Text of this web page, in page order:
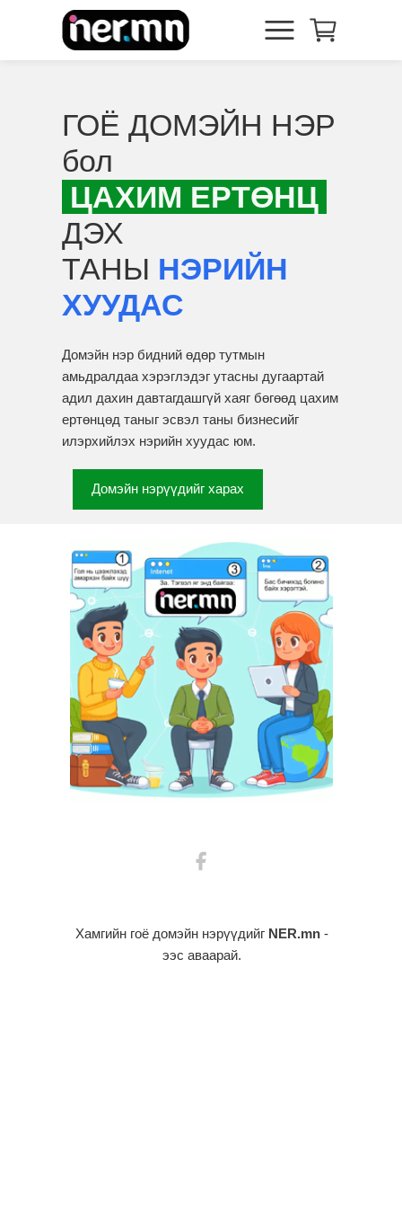
ГОЁ ДОМЭЙН НЭР
бол
ЦАХИМ ЕРТӨНЦ
ДЭХ
ТАНЫ НЭРИЙН
ХУУДАС
Домэйн нэр бидний өдөр тутмын
амьдралдаа хэрэглэдэг утасны дугаартай
адил дахин давтагдашгүй хаяг бөгөөд цахим
ертөнцөд таныг эсвэл таны бизнесийг
илэрхийлэх нэрийн хуудас юм.
Домэйн нэрүүдийг харах
Хамгийн гоё домэйн нэрүүдийг NER.mn-
ээс аваарай.